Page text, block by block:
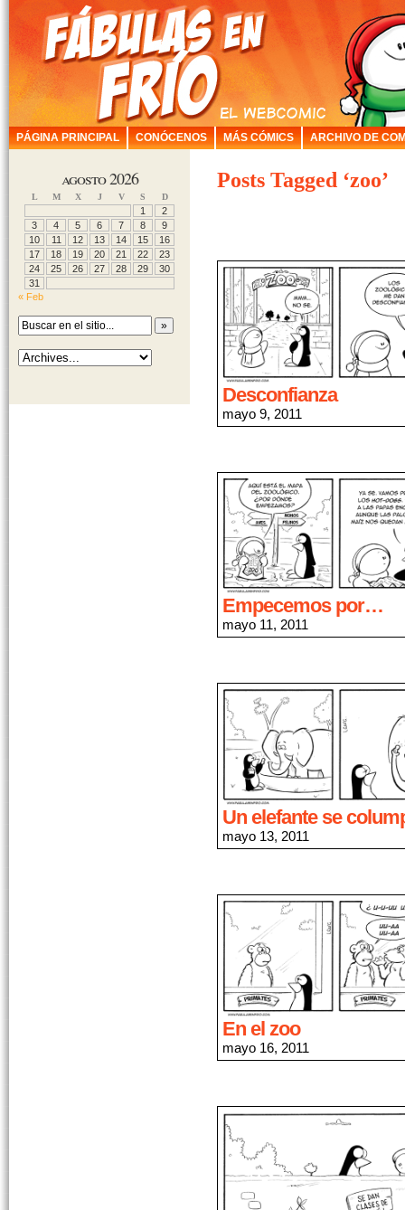
PÁGINA PRINCIPAL CONÓCENOS MÁS CÓMICS ARCHIVO DE
agosto 2026
L M X J V S D
1
2
3
4 5 6 7 8
9
10
11 12 13 14 15
16
17
18 19 20 21 22
23
24
25 26 27 28 29
30
31
« Feb
Posts Tagged ‘zoo’
Desconfianza
mayo 9, 2011
Empecemos por…
mayo 11, 2011
Un elefante se
mayo 13, 2011
En el zoo
mayo 16, 2011